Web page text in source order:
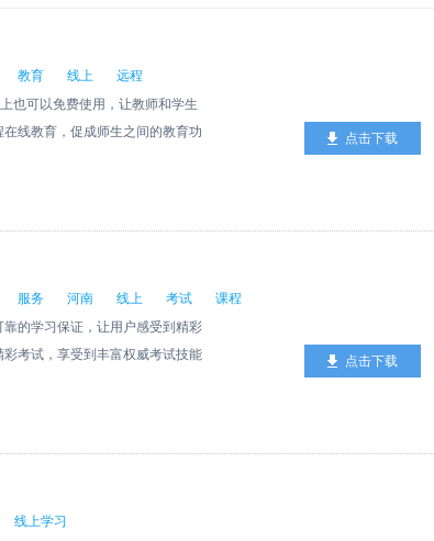
教育 线上
远程
也可以免费使用，让教师和学生
线教育，促成师生之间的教育功
点击下载
服务 河南 线上 考试
课程
的学习保证，让用户感受到精彩
考试，享受到丰富权威考试技能
点击下载
线上学习